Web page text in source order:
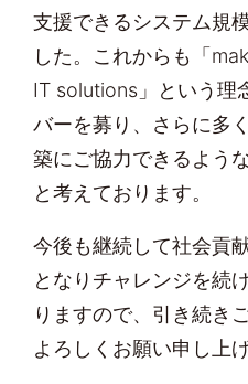
支援できるシステム規
した。これからも「
IT solutions」という理
バーを募り、さらに多
築にご協力できるよう
と考えております。
今後も継続して社会貢
となりチャレンジを続
りますので、引き続き
よろしくお願い申し上げ